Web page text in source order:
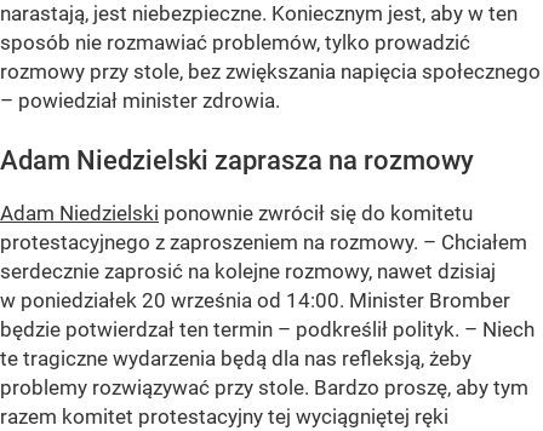
narastają, jest niebezpieczne. Koniecznym jest, aby w ten
sposób nie rozmawiać problemów, tylko prowadzić
rozmowy przy stole, bez zwiększania napięcia społecznego
– powiedział minister zdrowia.
Adam Niedzielski zaprasza na rozmowy
Adam Niedzielski ponownie zwrócił się do komitetu
protestacyjnego z zaproszeniem na rozmowy. – Chciałem
serdecznie zaprosić na kolejne rozmowy, nawet dzisiaj
w poniedziałek 20 września od 14:00. Minister Bromber
będzie potwierdzał ten termin – podkreślił polityk. – Niech
te tragiczne wydarzenia będą dla nas refleksją, żeby
problemy rozwiązywać przy stole. Bardzo proszę, aby tym
razem komitet protestacyjny tej wyciągniętej ręki